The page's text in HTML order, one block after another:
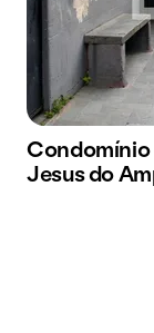
Condomínio
Jesus do